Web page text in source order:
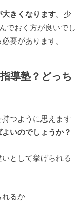
きくなります。少
でおく方が良いでし
要があります。
導塾？どっち
つように思えます
いのでしょうか？
として挙げられる
れるか